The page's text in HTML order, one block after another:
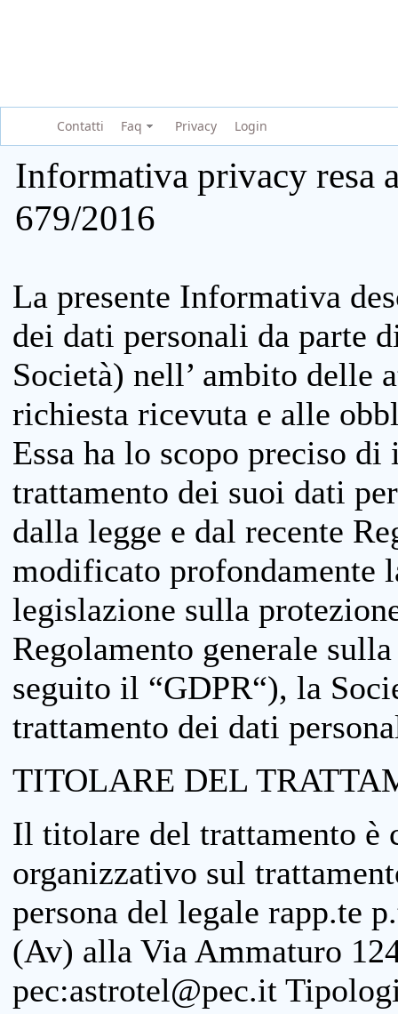
Contatti Faq Privacy Login
Informativa privacy resa
679/2016
La presente Informativa
dei dati personali da parte
Società) nell’ ambito delle
richiesta ricevuta e alle
Essa ha lo scopo preciso
trattamento dei suoi dati
dalla legge e dal recente
modificato profondamente
legislazione sulla
Regolamento generale
seguito il “GDPR“), la
trattamento dei dati
TITOLARE DEL
Il titolare del trattamento è
organizzativo sul
persona del legale rapp.te
(Av) alla Via Ammaturo
pec:astrotel@pec.it